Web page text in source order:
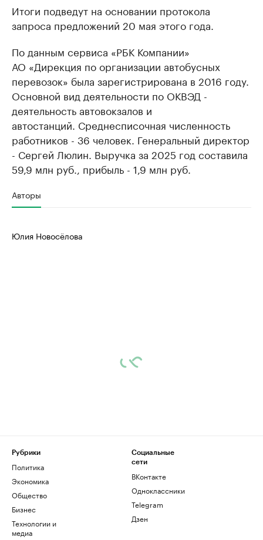
Итоги подведут на основании протокола
запроса предложений 20 мая этого года.
По данным сервиса «РБК Компании»
АО «Дирекция по организации автобусных
перевозок» была зарегистрирована в 2016 году.
Основной вид деятельности по ОКВЭД -
деятельность автовокзалов и
автостанций. Среднесписочная численность
работников - 36 человек. Генеральный директор
- Сергей Люлин. Выручка за 2025 год составила
59,9 млн руб., прибыль - 1,9 млн руб.
Авторы
Юлия Новосёлова
Рубрики
Политика
Экономика
Общество
Бизнес
Технологии и
медиа
Социальные
сети
ВКонтакте
Одноклассники
Telegram
Дзен